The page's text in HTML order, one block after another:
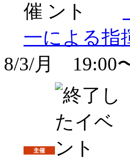
一による指
8/3/月 19:00